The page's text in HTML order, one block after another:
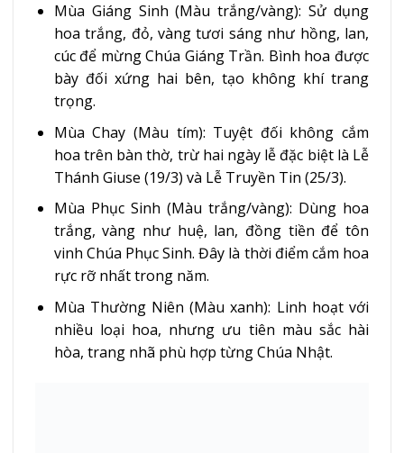
Mùa Giáng Sinh (Màu trắng/vàng): Sử dụng
hoa trắng, đỏ, vàng tươi sáng như hồng, lan,
cúc để mừng Chúa Giáng Trần. Bình hoa được
bày đối xứng hai bên, tạo không khí trang
trọng.
Mùa Chay (Màu tím): Tuyệt đối không cắm
hoa trên bàn thờ, trừ hai ngày lễ đặc biệt là Lễ
Thánh Giuse (19/3) và Lễ Truyền Tin (25/3).
Mùa Phục Sinh (Màu trắng/vàng): Dùng hoa
trắng, vàng như huệ, lan, đồng tiền để tôn
vinh Chúa Phục Sinh. Đây là thời điểm cắm hoa
rực rỡ nhất trong năm.
Mùa Thường Niên (Màu xanh): Linh hoạt với
nhiều loại hoa, nhưng ưu tiên màu sắc hài
hòa, trang nhã phù hợp từng Chúa Nhật.